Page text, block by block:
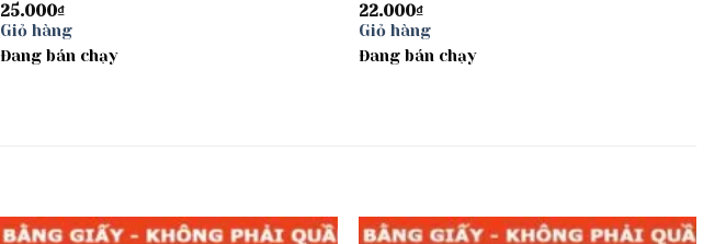
25.000₫
Giỏ hàng
Đang bán chạy
22.000₫
Giỏ hàng
Đang bán chạy